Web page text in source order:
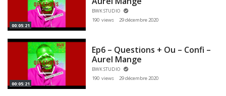
00:05:21
BWK STUDIO
190 views
29 décembre 2020
00:05:21
Ep6 – Questions + Ou – Confi –
Aurel Mange
BWK STUDIO
190 views
29 décembre 2020